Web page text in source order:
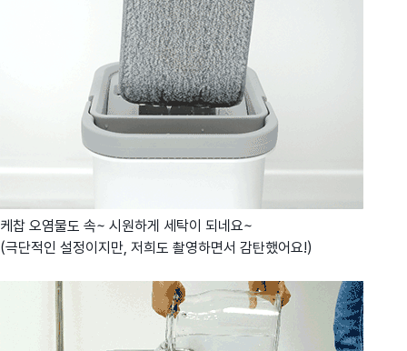
케찹 오염물도 속~ 시원하게 세탁이 되네요~
(극단적인 설정이지만, 저희도 촬영하면서 감탄했어요!)